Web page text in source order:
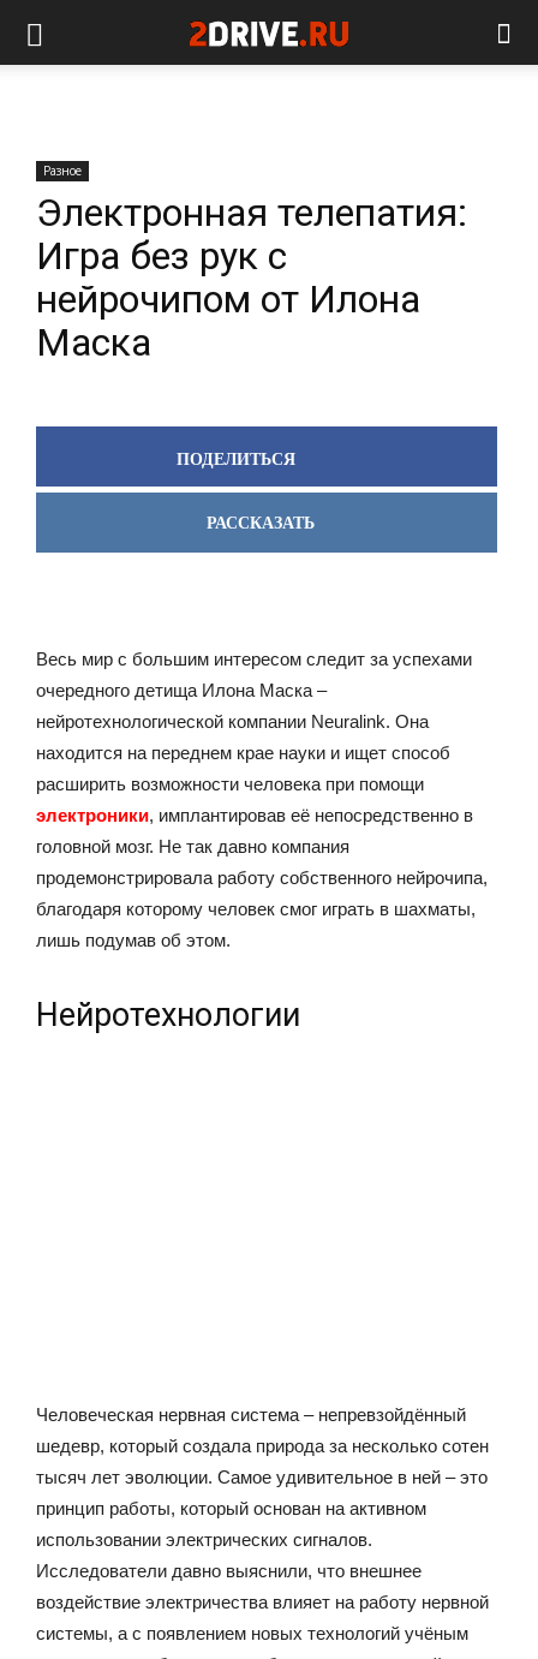
Разное
Электронная телепатия:
Игра без рук с
нейрочипом от Илона
Маска
ПОДЕЛИТЬСЯ
РАССКАЗАТЬ
Весь мир с большим интересом следит за успехами
очередного детища Илона Маска –
нейротехнологической компании Neuralink. Она
находится на переднем крае науки и ищет способ
расширить возможности человека при помощи
электроники, имплантировав её непосредственно в
головной мозг. Не так давно компания
продемонстрировала работу собственного нейрочипа,
благодаря которому человек смог играть в шахматы,
лишь подумав об этом.
Нейротехнологии
Человеческая нервная система – непревзойдённый
шедевр, который создала природа за несколько сотен
тысяч лет эволюции. Самое удивительное в ней – это
принцип работы, который основан на активном
использовании электрических сигналов.
Исследователи давно выяснили, что внешнее
воздействие электричества влияет на работу нервной
системы, а с появлением новых технологий учёным